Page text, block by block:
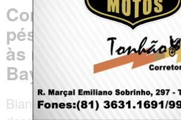
Corpo de mulher
pés amarrados é
às margens da BR-
Bayeux-PB
Bianca Souza de Lima, 22